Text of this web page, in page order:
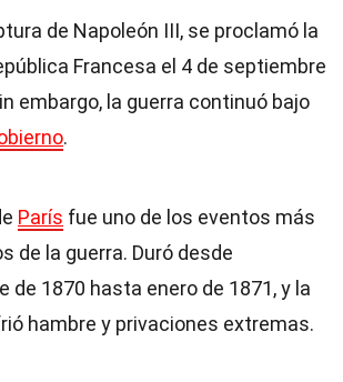
de Napoleón III, se proclamó la
Francesa el 4 de septiembre
embargo, la guerra continuó bajo
.
París fue uno de los eventos más
de la guerra. Duró desde
de 1870 hasta enero de 1871, y la
hambre y privaciones extremas.